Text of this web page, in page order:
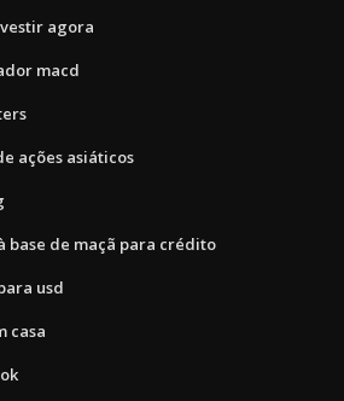
agora
macd
ações asiáticos
base de maçã para crédito
usd
casa